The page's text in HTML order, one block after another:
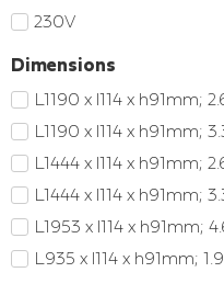
230V
Dimensions
L1190 x l114 x h91mm;
L1190 x l114 x h91mm;
L1444 x l114 x h91mm;
L1444 x l114 x h91mm;
L1953 x l114 x h91mm;
L935 x l114 x h91mm;